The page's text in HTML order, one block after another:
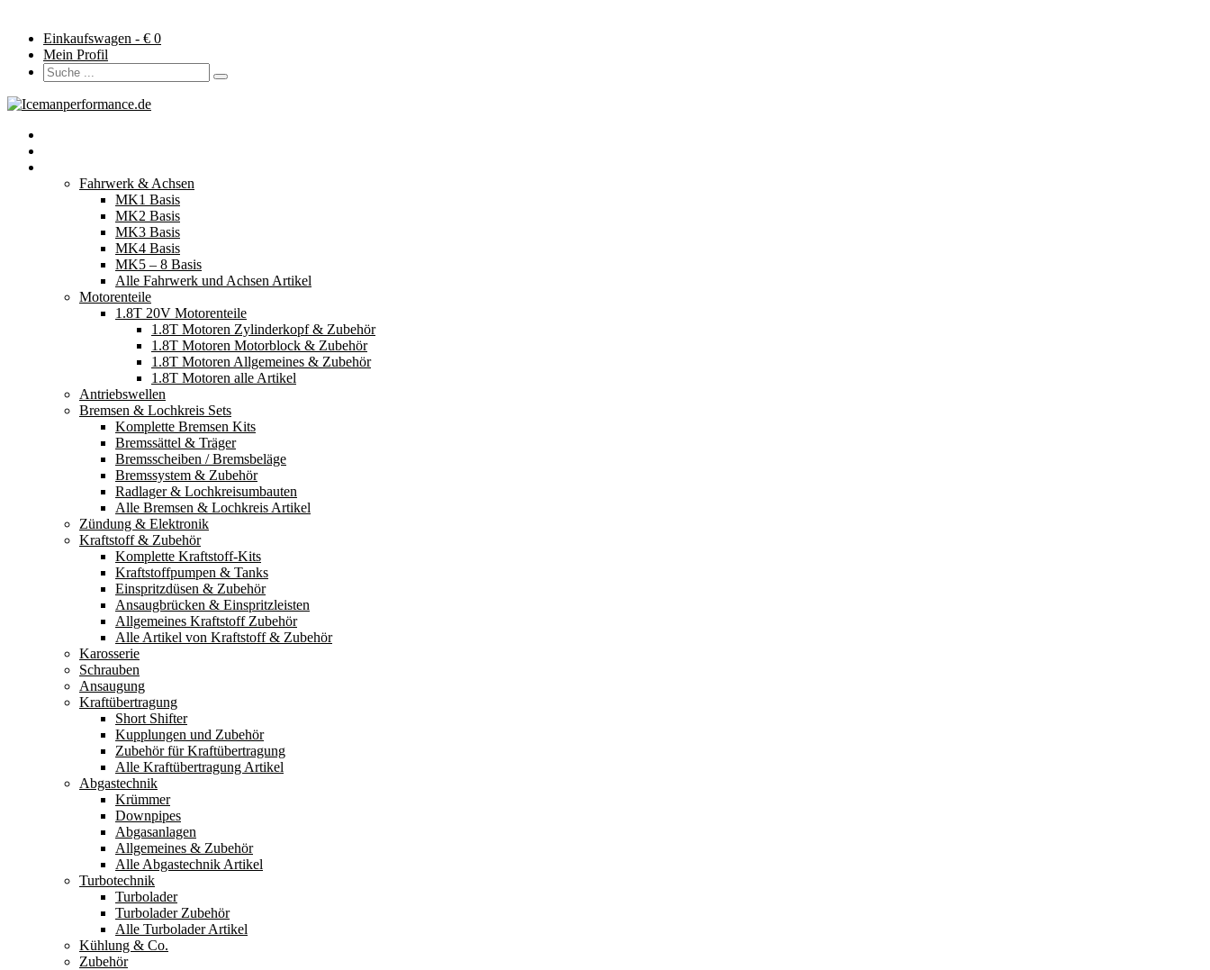
Einkaufswagen - € 0
Mein Profil
Fahrwerk & Achsen
MK1 Basis
MK2 Basis
MK3 Basis
MK4 Basis
MK5 – 8 Basis
Alle Fahrwerk und Achsen Artikel
Motorenteile
1.8T 20V Motorenteile
1.8T Motoren Zylinderkopf & Zubehör
1.8T Motoren Motorblock & Zubehör
1.8T Motoren Allgemeines & Zubehör
1.8T Motoren alle Artikel
Antriebswellen
Bremsen & Lochkreis Sets
Komplette Bremsen Kits
Bremssättel & Träger
Bremsscheiben / Bremsbeläge
Bremssystem & Zubehör
Radlager & Lochkreisumbauten
Alle Bremsen & Lochkreis Artikel
Zündung & Elektronik
Kraftstoff & Zubehör
Komplette Kraftstoff-Kits
Kraftstoffpumpen & Tanks
Einspritzdüsen & Zubehör
Ansaugbrücken & Einspritzleisten
Allgemeines Kraftstoff Zubehör
Alle Artikel von Kraftstoff & Zubehör
Karosserie
Schrauben
Ansaugung
Kraftübertragung
Short Shifter
Kupplungen und Zubehör
Zubehör für Kraftübertragung
Alle Kraftübertragung Artikel
Abgastechnik
Krümmer
Downpipes
Abgasanlagen
Allgemeines & Zubehör
Alle Abgastechnik Artikel
Turbotechnik
Turbolader
Turbolader Zubehör
Alle Turbolader Artikel
Kühlung & Co.
Zubehör